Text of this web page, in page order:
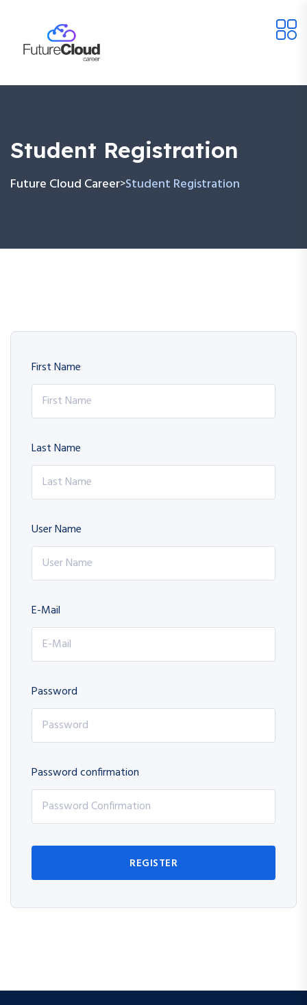
Student Registration
Future Cloud Career>Student Registration
First Name
Last Name
User Name
E-Mail
Password
Password confirmation
REGISTER